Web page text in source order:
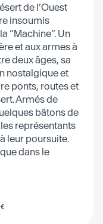
de l’Ouest
insoumis
“Machine”. Un
et aux armes à
deux âges, sa
nostalgique et
ponts, routes et
Armés de
bâtons de
représentants
leur poursuite.
dans le
€